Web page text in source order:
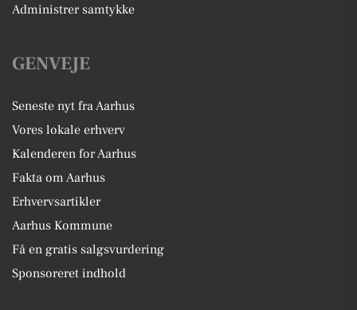
Administrer samtykke
GENVEJE
Seneste nyt fra Aarhus
Vores lokale erhverv
Kalenderen for Aarhus
Fakta om Aarhus
Erhvervsartikler
Aarhus Kommune
Få en gratis salgsvurdering
Sponsoreret indhold